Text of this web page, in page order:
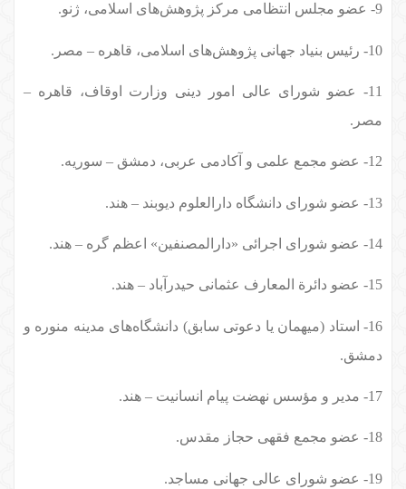
9- عضو مجلس انتظامی مرکز پژوهش‌های اسلامی، ژنو.
10- رئیس بنیاد جهانی پژوهش‌های اسلامی، قاهره – مصر.
11- عضو شورای عالی امور دینی وزارت اوقاف، قاهره –
مصر.
12- عضو مجمع علمی و آکادمی عربی، دمشق – سوریه.
13- عضو شورای دانشگاه دارالعلوم دیوبند – هند.
14- عضو شورای اجرائی «دارالمصنفین» اعظم گره – هند.
15- عضو دائرة المعارف عثمانی حیدرآباد – هند.
16- استاد (میهمان یا دعوتی سابق) دانشگاه‌های مدینه منوره و
دمشق.
17- مدیر و مؤسس نهضت پیام انسانیت – هند.
18- عضو مجمع فقهی حجاز مقدس.
19- عضو شورای عالی جهانی مساجد.